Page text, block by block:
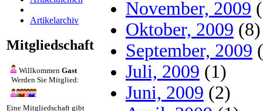
Artikelarchiv
Mitgliedschaft
Willkommen Gast
Werden Sie Mitglied:
Eine Mitgliedschaft gibt
November, 2009
Oktober, 2009 (8)
September, 2009
Juli, 2009 (1)
Juni, 2009 (2)